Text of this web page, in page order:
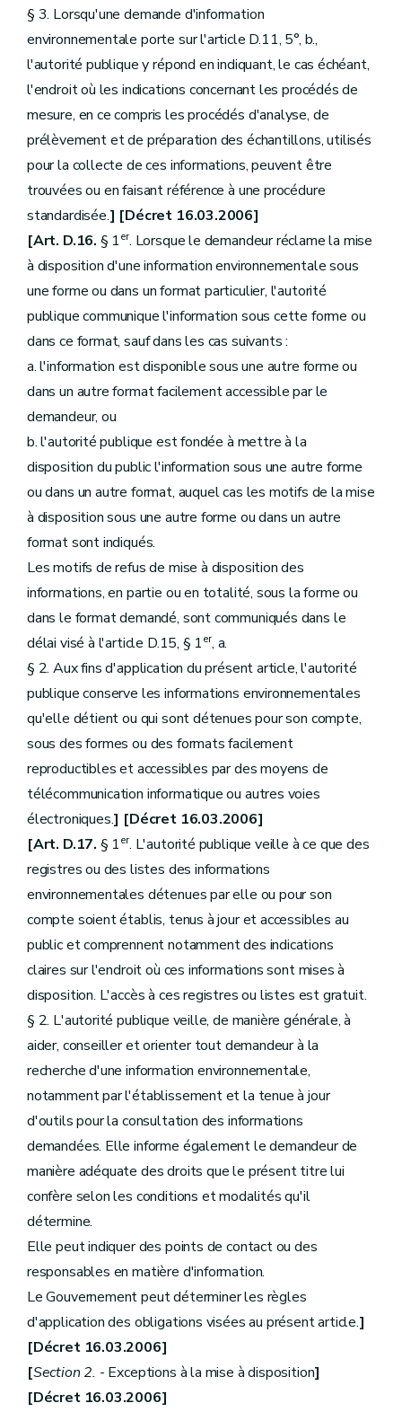
§ 3. Lorsqu'une demande d'information
environnementale porte sur l'article D.11, 5°, b.,
l'autorité publique y répond en indiquant, le cas échéant,
l'endroit où les indications concernant les procédés de
mesure, en ce compris les procédés d'analyse, de
prélèvement et de préparation des échantillons, utilisés
pour la collecte de ces informations, peuvent être
trouvées ou en faisant référence à une procédure
standardisée.] [Décret 16.03.2006]
[Art. D.16. § 1er. Lorsque le demandeur réclame la mise
à disposition d'une information environnementale sous
une forme ou dans un format particulier, l'autorité
publique communique l'information sous cette forme ou
dans ce format, sauf dans les cas suivants :
a. l'information est disponible sous une autre forme ou
dans un autre format facilement accessible par le
demandeur, ou
b. l'autorité publique est fondée à mettre à la
disposition du public l'information sous une autre forme
ou dans un autre format, auquel cas les motifs de la mise
à disposition sous une autre forme ou dans un autre
format sont indiqués.
Les motifs de refus de mise à disposition des
informations, en partie ou en totalité, sous la forme ou
dans le format demandé, sont communiqués dans le
délai visé à l'article D.15, § 1er, a.
§ 2. Aux fins d'application du présent article, l'autorité
publique conserve les informations environnementales
qu'elle détient ou qui sont détenues pour son compte,
sous des formes ou des formats facilement
reproductibles et accessibles par des moyens de
télécommunication informatique ou autres voies
électroniques.] [Décret 16.03.2006]
[Art. D.17. § 1er. L'autorité publique veille à ce que des
registres ou des listes des informations
environnementales détenues par elle ou pour son
compte soient établis, tenus à jour et accessibles au
public et comprennent notamment des indications
claires sur l'endroit où ces informations sont mises à
disposition. L'accès à ces registres ou listes est gratuit.
§ 2. L'autorité publique veille, de manière générale, à
aider, conseiller et orienter tout demandeur à la
recherche d'une information environnementale,
notamment par l'établissement et la tenue à jour
d'outils pour la consultation des informations
demandées. Elle informe également le demandeur de
manière adéquate des droits que le présent titre lui
confère selon les conditions et modalités qu'il
détermine.
Elle peut indiquer des points de contact ou des
responsables en matière d'information.
Le Gouvernement peut déterminer les règles
d'application des obligations visées au présent article.]
[Décret 16.03.2006]
[Section 2. - Exceptions à la mise à disposition]
[Décret 16.03.2006]